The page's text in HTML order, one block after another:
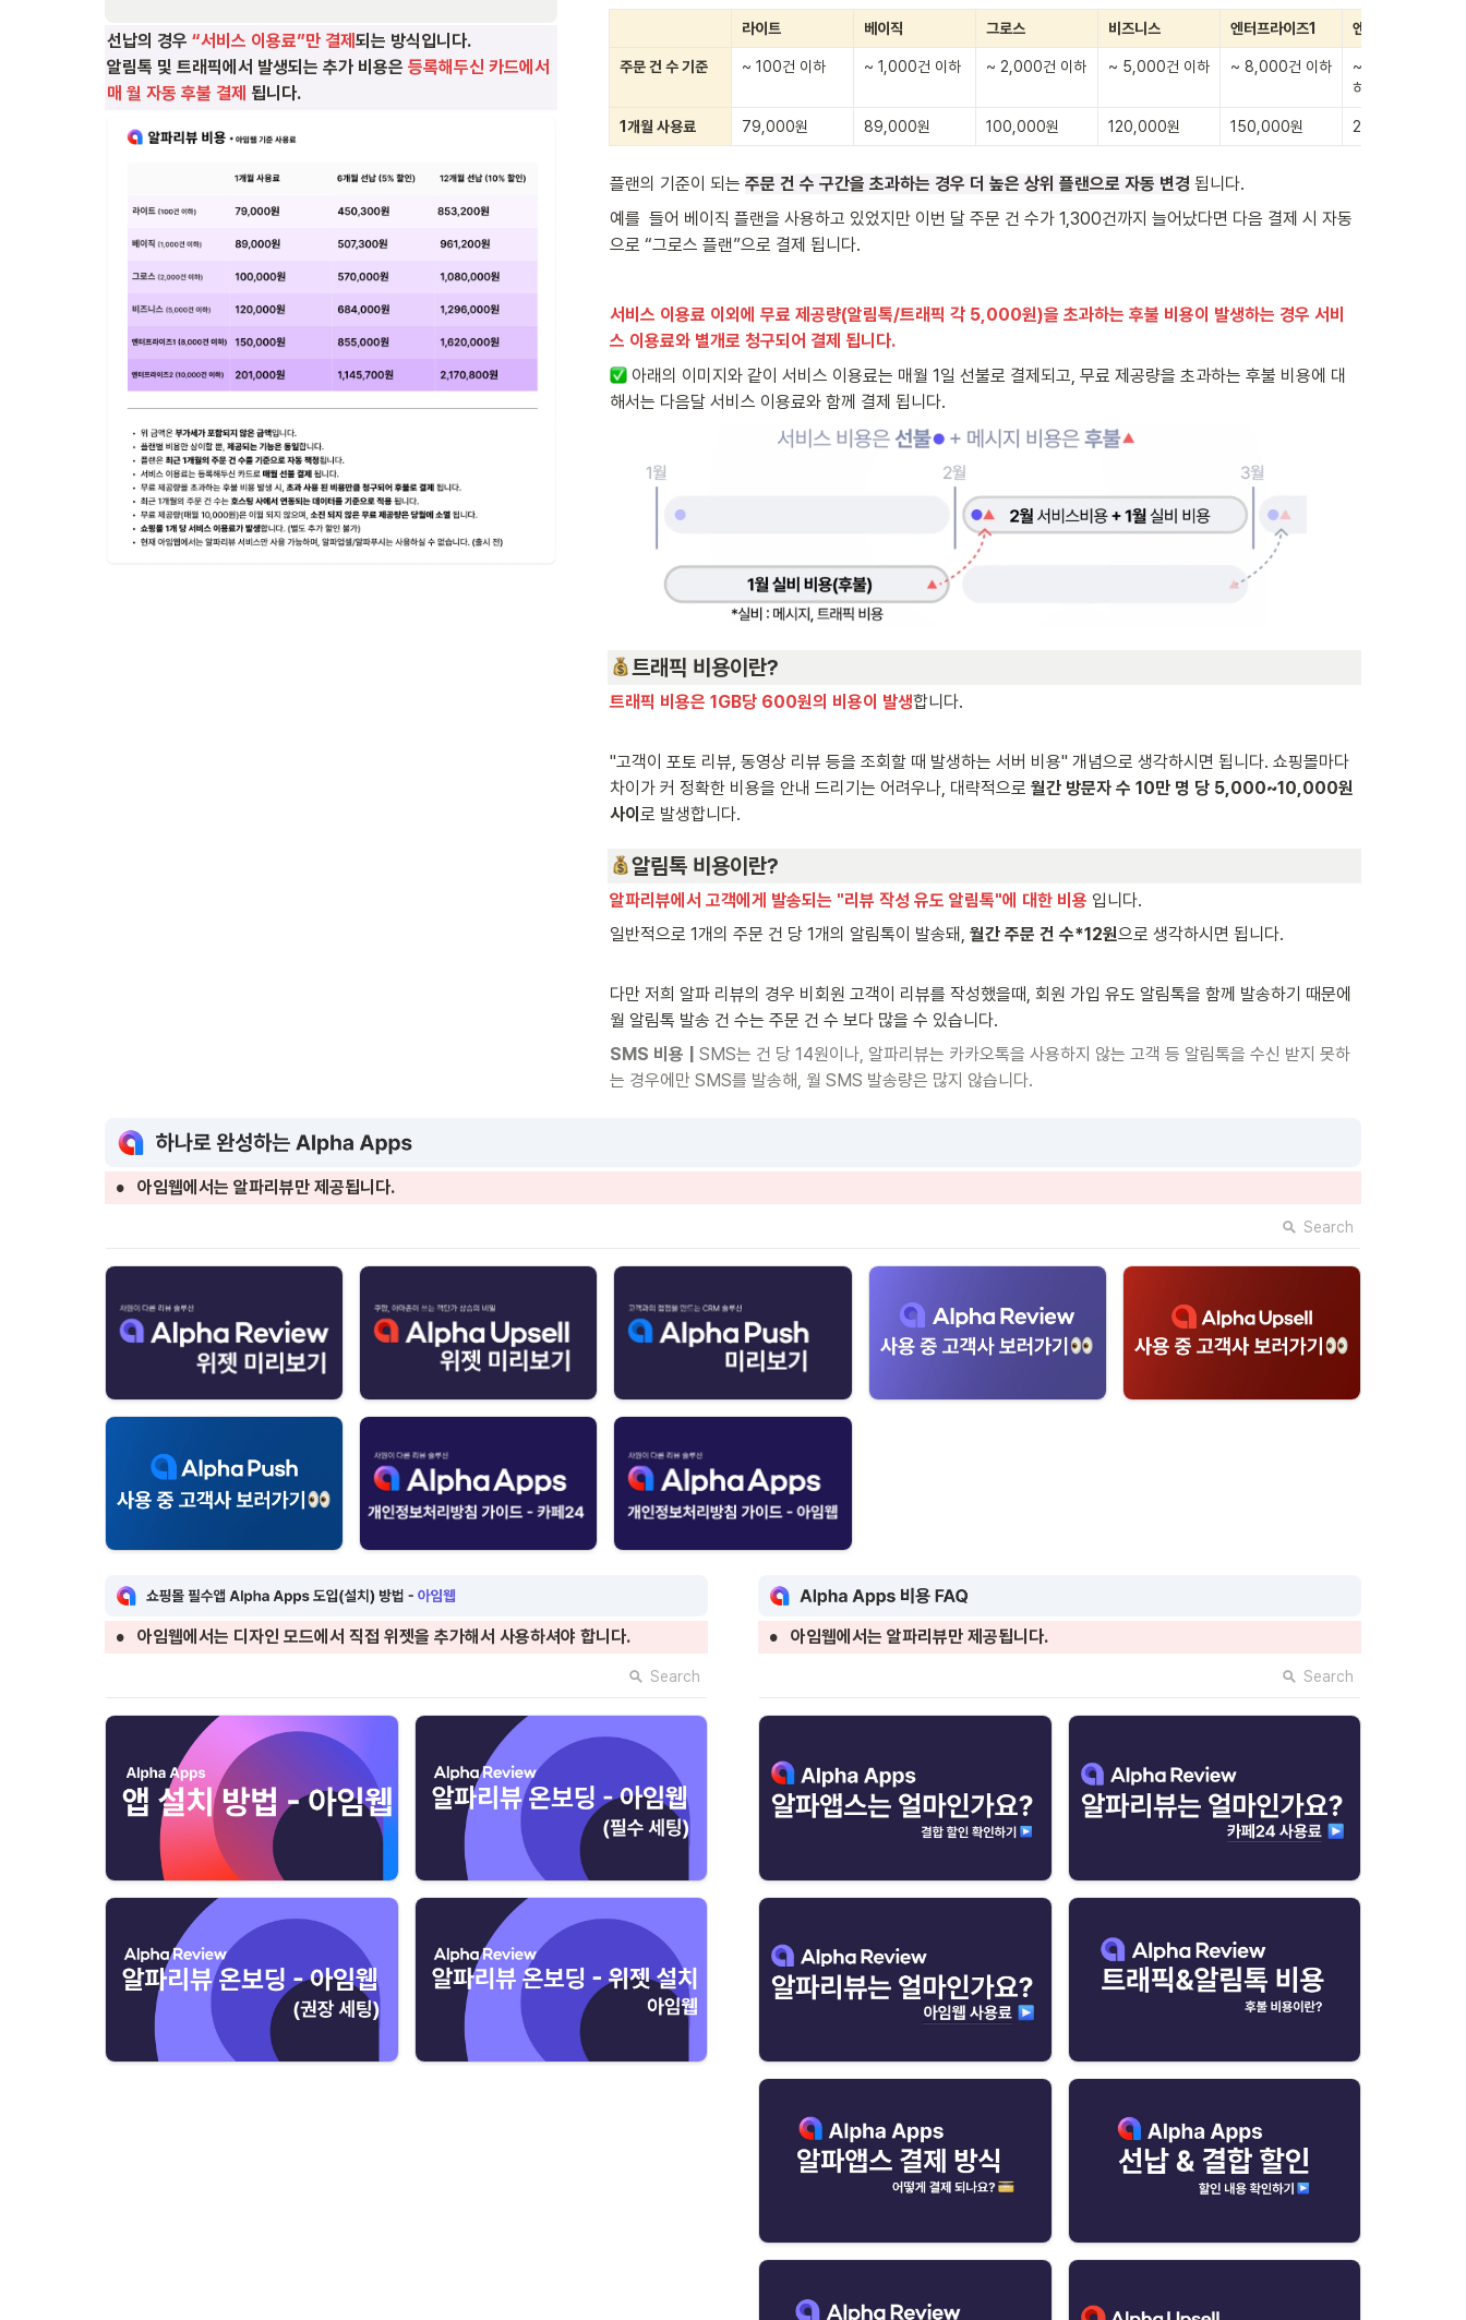
선납의 경우 “서비스 이용료”만 결제 되는 방식입니다.
알림톡 및 트래픽에서 발생되는 추가 비용은 등록해두신 카드에서
매 월 자동 후불 결제 됩니다.
라이트 베이직 그로스 비즈니스 엔터프라이즈1 엔터프라이즈2
주문 건 수 기준 ~ 100건 이하 ~ 1,000건 이하 ~ 2,000건 이하 ~ 5,000건 이하 ~ 8,000건 이하
~ 10,000건 이
하
1개월 사용료 79,000원 89,000원 100,000원 120,000원 150,000원 201,000원
플랜의 기준이 되는 주문 건 수 구간을 초과하는 경우 더 높은 상위 플랜으로 자동 변경 됩니다.
예를  들어 베이직 플랜을 사용하고 있었지만 이번 달 주문 건 수가 1,300건까지 늘어났다면 다음 결제 시 자동
으로 “그로스 플랜”으로 결제 됩니다.
서비스 이용료 이외에 무료 제공량(알림톡/트래픽 각 5,000원)을 초과하는 후불 비용이 발생하는 경우 서비
스 이용료와 별개로 청구되어 결제 됩니다.
아래의 이미지와 같이 서비스 이용료는 매월 1일 선불로 결제되고, 무료 제공량을 초과하는 후불 비용에 대
해서는 다음달 서비스 이용료와 함께 결제 됩니다.
트래픽 비용이란?
트래픽 비용은 1GB당 600원의 비용이 발생합니다.
"고객이 포토 리뷰, 동영상 리뷰 등을 조회할 때 발생하는 서버 비용" 개념으로 생각하시면 됩니다. 쇼핑몰마다
차이가 커 정확한 비용을 안내 드리기는 어려우나, 대략적으로 월간 방문자 수 10만 명 당 5,000~10,000원
사이 로 발생합니다.
알림톡 비용이란?
알파리뷰에서 고객에게 발송되는 "리뷰 작성 유도 알림톡"에 대한 비용 입니다.
일반적으로 1개의 주문 건 당 1개의 알림톡이 발송돼, 월간 주문 건 수*12원으로 생각하시면 됩니다.
다만 저희 알파 리뷰의 경우 비회원 고객이 리뷰를 작성했을때, 회원 가입 유도 알림톡을 함께 발송하기 때문에
월 알림톡 발송 건 수는 주문 건 수 보다 많을 수 있습니다.
SMS 비용 | SMS는 건 당 14원이나, 알파리뷰는 카카오톡을 사용하지 않는 고객 등 알림톡을 수신 받지 못하
는 경우에만 SMS를 발송해, 월 SMS 발송량은 많지 않습니다.
• 아임웹에서는 알파리뷰만 제공됩니다.
Search
• 아임웹에서는 디자인 모드에서 직접 위젯을 추가해서 사용하셔야 합니다.
Search
• 아임웹에서는 알파리뷰만 제공됩니다.
Search